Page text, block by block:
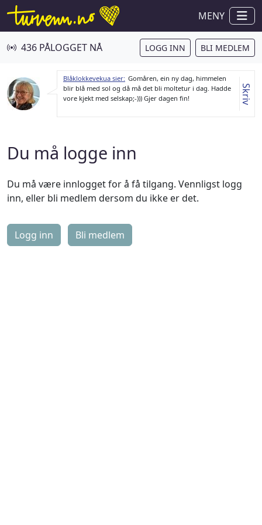
MENY
436 PÅLOGGET NÅ LOGG INN BLI MEDLEM
Blåklokkevekua sier: Gomåren, ein ny dag, himmelen
blir blå med sol og då må det bli moltetur i dag. Hadde
vore kjekt med selskap;-))) Gjer dagen fin!
Skriv
Du må logge inn
Du må være innlogget for å få tilgang. Vennligst logg
inn, eller bli medlem dersom du ikke er det.
Logg inn